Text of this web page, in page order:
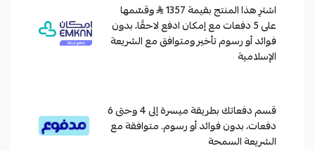
اشترِ هذا المنتج بقيمة 1357
وقسّمها
على 5 دفعات مع إمكان ادفع لاحقًا، بدون
فوائد أو رسوم تأخير ومتوافق مع الشريعة
الإسلامية
قسم دفعاتك بطريقة ميسرة إلى 4 وحتى 6
دفعات، بدون فوائد أو رسوم. متوافقة مع
الشريعة السمحة